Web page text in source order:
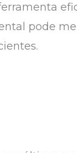
pode